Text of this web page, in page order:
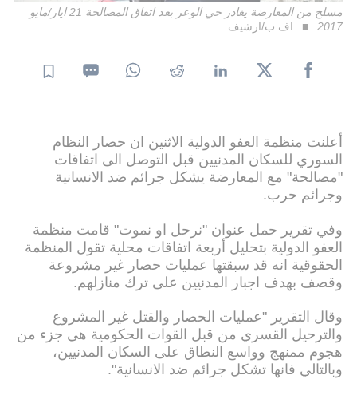
مسلح من المعارضة يغادر حي الوعر بعد اتفاق المصالحة 21 ايار/مايو
2017
اف ب/ارشيف
أعلنت منظمة العفو الدولية الاثنين ان حصار النظام
السوري للسكان المدنيين قبل التوصل الى اتفاقات
"مصالحة" مع المعارضة يشكل جرائم ضد الانسانية
وجرائم حرب.
وفي تقرير حمل عنوان "نرحل او نموت" قامت منظمة
العفو الدولية بتحليل أربعة اتفاقات محلية تقول المنظمة
الحقوقية انه قد سبقتها عمليات حصار غير مشروعة
وقصف بهدف اجبار المدنيين على ترك منازلهم.
وقال التقرير "عمليات الحصار والقتل غير المشروع
والترحيل القسري من قبل القوات الحكومية هي جزء من
هجوم ممنهج وواسع النطاق على السكان المدنيين،
وبالتالي فانها تشكل جرائم ضد الانسانية".